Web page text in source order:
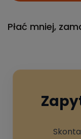
Płać mniej,